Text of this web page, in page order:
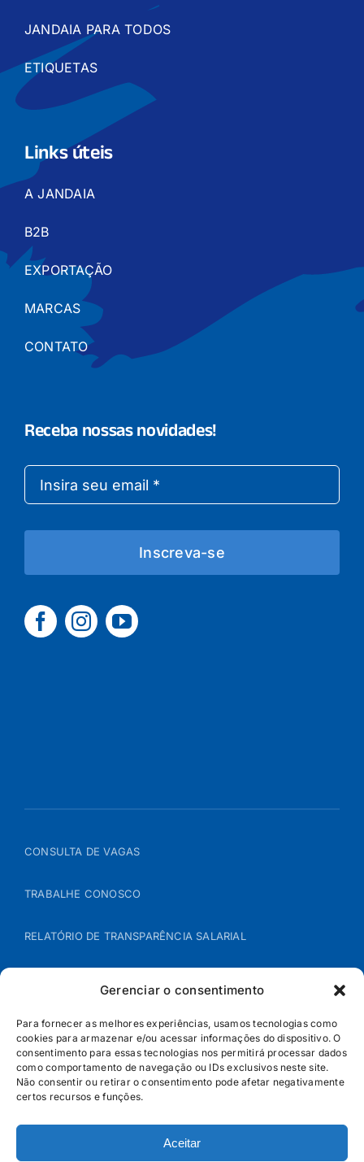
Gerenciar o consentimento
Para fornecer as melhores experiências, usamos tecnologias como
cookies para armazenar e/ou acessar informações do dispositivo. O
consentimento para essas tecnologias nos permitirá processar dados
como comportamento de navegação ou IDs exclusivos neste site.
Não consentir ou retirar o consentimento pode afetar negativamente
certos recursos e funções.
Aceitar
JANDAIA PARA TODOS
ETIQUETAS
Links úteis
A JANDAIA
B2B
EXPORTAÇÃO
MARCAS
CONTATO
Receba nossas novidades!
Inscreva-se
CONSULTA DE VAGAS
TRABALHE CONOSCO
RELATÓRIO DE TRANSPARÊNCIA SALARIAL
POLÍTICA DE COOKIES
POLÍTICA DE PRIVACIDADE